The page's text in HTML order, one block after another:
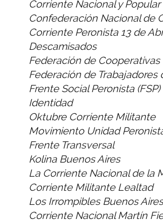
Corriente Nacional y Popular
Confederación Nacional de
Corriente Peronista 13 de
Descamisados
Federación de Cooperativas
Federación de Trabajadores
Frente Social Peronista (FSP)
Identidad
Oktubre Corriente Militante
Movimiento Unidad
Frente Transversal
Kolina Buenos Aires
La Corriente Nacional de la
Corriente Militante Lealtad
Los Irrompibles Buenos Aires
Corriente Nacional Martín